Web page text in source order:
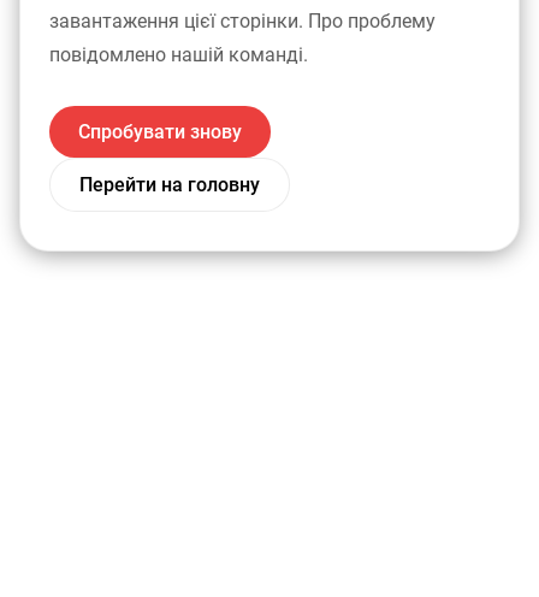
завантаження цієї сторінки. Про проблему
повідомлено нашій команді.
Спробувати знову
Перейти на головну